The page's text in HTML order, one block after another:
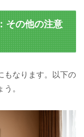
その他の注意
もなります。以下の
。